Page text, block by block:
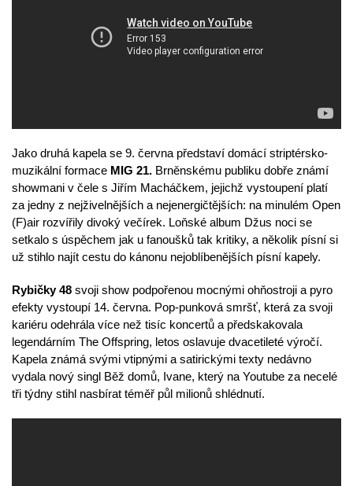
Jako druhá kapela se 9. června představí domácí striptérsko-
muzikální formace MIG 21. Brněnskému publiku dobře známí
showmani v čele s Jiřím Macháčkem, jejichž vystoupení platí
za jedny z nejživelnějších a nejenergičtějších: na minulém Open
(F)air rozvířily divoký večírek. Loňské album Džus noci se
setkalo s úspěchem jak u fanoušků tak kritiky, a několik písní si
už stihlo najít cestu do kánonu nejoblíbenějších písní kapely.
Rybičky 48 svoji show podpořenou mocnými ohňostroji a pyro
efekty vystoupí 14. června. Pop-punková smršť, která za svoji
kariéru odehrála více než tisíc koncertů a předskakovala
legendárním The Offspring, letos oslavuje dvacetileté výročí.
Kapela známá svými vtipnými a satirickými texty nedávno
vydala nový singl Běž domů, Ivane, který na Youtube za necelé
tři týdny stihl nasbírat téměř půl milionů shlédnutí.